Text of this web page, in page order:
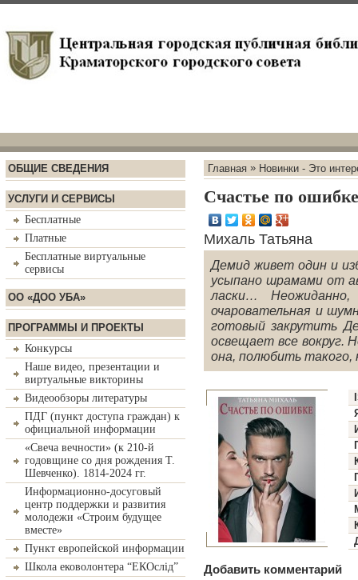
ОБЩИЕ СВЕДЕНИЯ
УСЛУГИ И СЕРВИСЫ
Бесплатные
Платные
Бесплатные виртуальные
сервисы
ОО «ДОО УБА»
ПРОГРАММЫ И ПРОЕКТЫ
Конкурсы
Наше видео, презентации и
виртуальные викторины
Видеообзоры литературы
ПДГ (пункт доступа граждан) к
официальной информации
«Свеча вечности» (к 210-й
годовщине со дня рождения Т.
Шевченко). 1814-2024 гг.
Информационно-досуговый
центр поддержки и развития
молодежи «Строим будущее
вместе»
Пункт европейской информации
Школа ековолонтера “ЕКОслід”
Главная » Новинки - Это
Счастье по ошибке
Михаль Татьяна
Демид живет один и
усыпано шрамами от
ласки…
очаровательная и
готовый закрутить
освещает все вокруг.
она, полюбить
Добавить комментарий